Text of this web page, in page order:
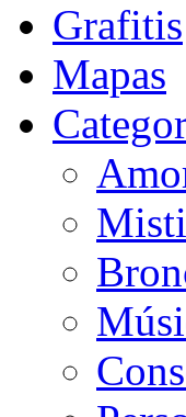
Grafitis
Mapas